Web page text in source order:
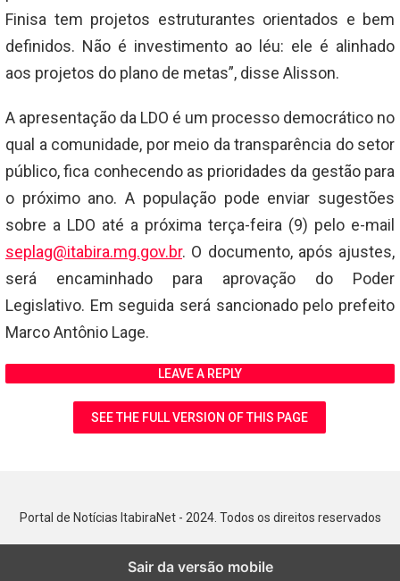
Finisa tem projetos estruturantes orientados e bem
definidos. Não é investimento ao léu: ele é alinhado
aos projetos do plano de metas”, disse Alisson.
A apresentação da LDO é um processo democrático no
qual a comunidade, por meio da transparência do setor
público, fica conhecendo as prioridades da gestão para
o próximo ano. A população pode enviar sugestões
sobre a LDO até a próxima terça-feira (9) pelo e-mail
seplag@itabira.mg.gov.br. O documento, após ajustes,
será encaminhado para aprovação do Poder
Legislativo. Em seguida será sancionado pelo prefeito
Marco Antônio Lage.
LEAVE A REPLY
SEE THE FULL VERSION OF THIS PAGE
Portal de Notícias ItabiraNet - 2024. Todos os direitos reservados
Sair da versão mobile